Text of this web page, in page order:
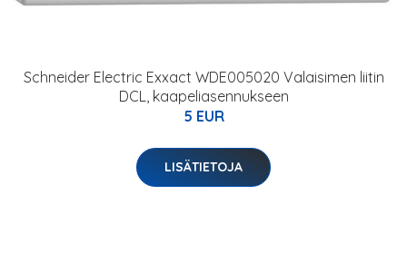
Schneider Electric Exxact WDE005020 Valaisimen liitin
DCL, kaapeliasennukseen
5 EUR
LISÄTIETOJA